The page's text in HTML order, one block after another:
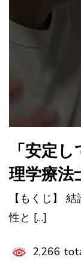
「安定
理学療法
【もくじ】
性と […]
2,266